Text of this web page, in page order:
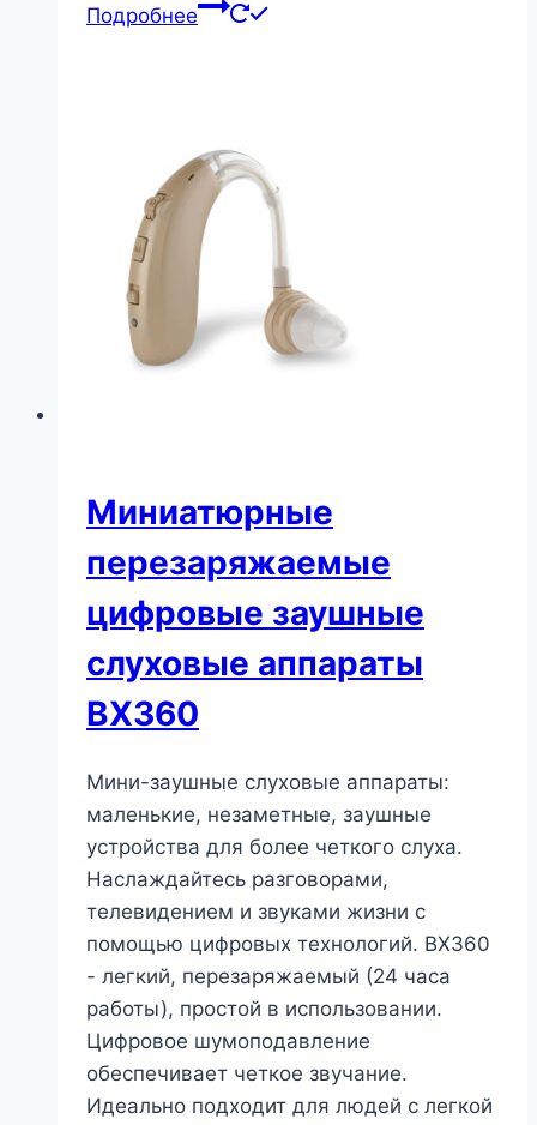
Подробнее
Миниатюрные
перезаряжаемые
цифровые заушные
слуховые аппараты
BX360
Мини-заушные слуховые аппараты:
маленькие, незаметные, заушные
устройства для более четкого слуха.
Наслаждайтесь разговорами,
телевидением и звуками жизни с
помощью цифровых технологий. BX360
- легкий, перезаряжаемый (24 часа
работы), простой в использовании.
Цифровое шумоподавление
обеспечивает четкое звучание.
Идеально подходит для людей с легкой